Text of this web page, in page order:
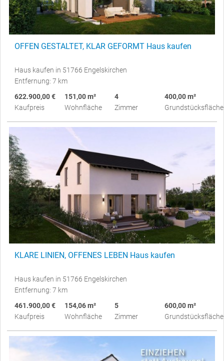
OFFEN GESTALTET, KLAR GEFORMT Haus kaufen
Haus kaufen in 51766 Engelskirchen
Entfernung: 7 km
622.900,00 €
Kaufpreis
151,00 m²
Wohnfläche
4
Zimmer
400,00 m²
Grundstücksfläche
KLARE LINIEN, OFFENES LEBEN Haus kaufen
Haus kaufen in 51766 Engelskirchen
Entfernung: 7 km
461.900,00 €
Kaufpreis
154,06 m²
Wohnfläche
5
Zimmer
600,00 m²
Grundstücksfläche